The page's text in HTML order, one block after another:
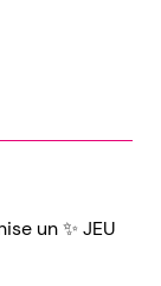
un ✨️ JEU